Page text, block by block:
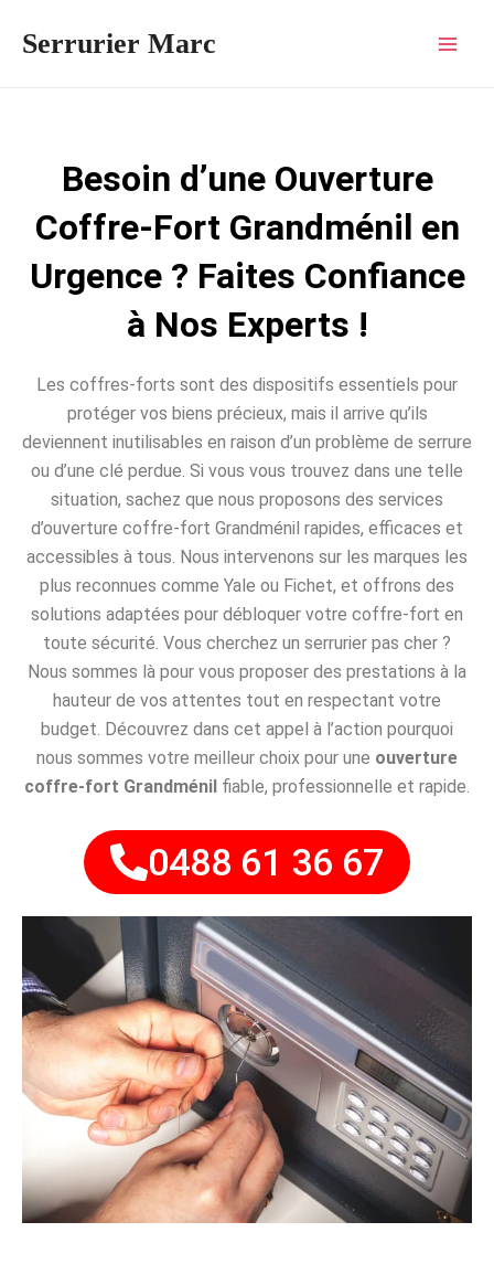
Serrurier Marc
Besoin d’une Ouverture
Coffre-Fort Grandménil en
Urgence ? Faites Confiance
à Nos Experts !
Les coffres-forts sont des dispositifs essentiels pour
protéger vos biens précieux, mais il arrive qu’ils
deviennent inutilisables en raison d’un problème de serrure
ou d’une clé perdue. Si vous vous trouvez dans une telle
situation, sachez que nous proposons des services
d’ouverture coffre-fort Grandménil rapides, efficaces et
accessibles à tous. Nous intervenons sur les marques les
plus reconnues comme Yale ou Fichet, et offrons des
solutions adaptées pour débloquer votre coffre-fort en
toute sécurité. Vous cherchez un serrurier pas cher ?
Nous sommes là pour vous proposer des prestations à la
hauteur de vos attentes tout en respectant votre
budget. Découvrez dans cet appel à l’action pourquoi
nous sommes votre meilleur choix pour une ouverture
coffre-fort Grandménil fiable, professionnelle et rapide.
0488 61 36 67